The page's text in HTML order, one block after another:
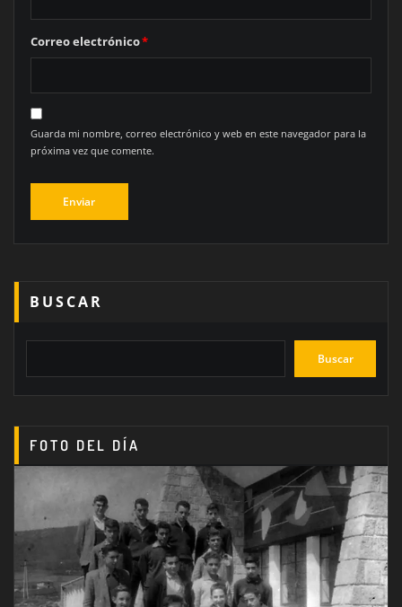
Correo electrónico*
Guarda mi nombre, correo electrónico y web en este navegador para la
próxima vez que comente.
BUSCAR
Buscar
FOTO DEL DÍA